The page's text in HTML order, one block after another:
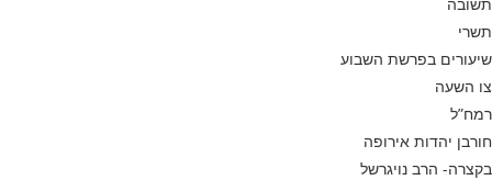
תשרי
שיעורים בפרשת השבוע
צו השעה
רמח”ל
חורבן יהדות אירופה
בקצרה- הרב נויגרשל